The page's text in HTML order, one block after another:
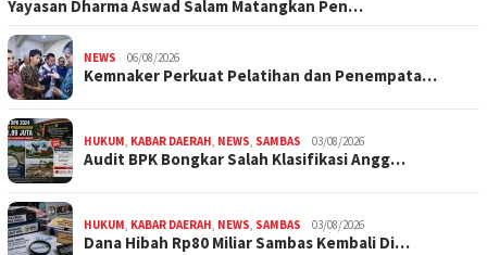
Yayasan Dharma Aswad Salam Matangkan Pen…
NEWS 06/08/2026
Kemnaker Perkuat Pelatihan dan Penempata…
HUKUM, KABAR DAERAH, NEWS, SAMBAS 03/08/2026
Audit BPK Bongkar Salah Klasifikasi Angg…
HUKUM, KABAR DAERAH, NEWS, SAMBAS 03/08/2026
Dana Hibah Rp80 Miliar Sambas Kembali Di…